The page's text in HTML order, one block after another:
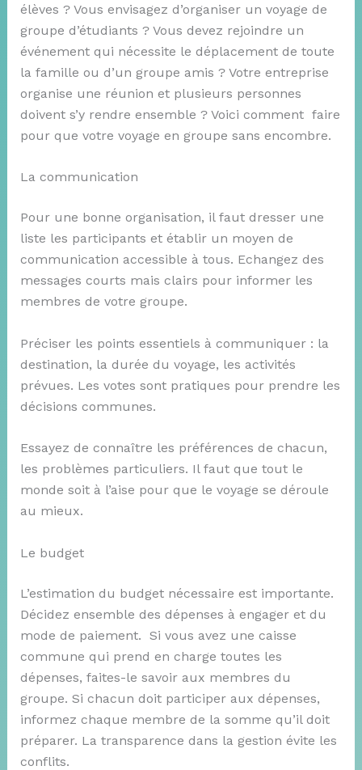
élèves ? Vous envisagez d’organiser un voyage de
groupe d’étudiants ? Vous devez rejoindre un
événement qui nécessite le déplacement de toute
la famille ou d’un groupe amis ? Votre entreprise
organise une réunion et plusieurs personnes
doivent s’y rendre ensemble ? Voici comment faire
pour que votre voyage en groupe sans encombre.
La communication
Pour une bonne organisation, il faut dresser une
liste les participants et établir un moyen de
communication accessible à tous. Echangez des
messages courts mais clairs pour informer les
membres de votre groupe.
Préciser les points essentiels à communiquer : la
destination, la durée du voyage, les activités
prévues. Les votes sont pratiques pour prendre les
décisions communes.
Essayez de connaître les préférences de chacun,
les problèmes particuliers. Il faut que tout le
monde soit à l’aise pour que le voyage se déroule
au mieux.
Le budget
L’estimation du budget nécessaire est importante.
Décidez ensemble des dépenses à engager et du
mode de paiement. Si vous avez une caisse
commune qui prend en charge toutes les
dépenses, faites-le savoir aux membres du
groupe. Si chacun doit participer aux dépenses,
informez chaque membre de la somme qu’il doit
préparer. La transparence dans la gestion évite les
conflits.